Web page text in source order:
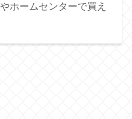
ホームセンターで買え